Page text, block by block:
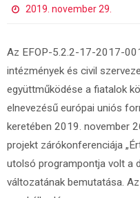
2019. november 29.
Az EFOP-5.2.2-17-2017-
intézmények és civil
együttműködése a fiatalok
elnevezésű európai uniós
keretében 2019. november
projekt zárókonferenciája
utolsó programpontja volt a
változatának bemutatása.